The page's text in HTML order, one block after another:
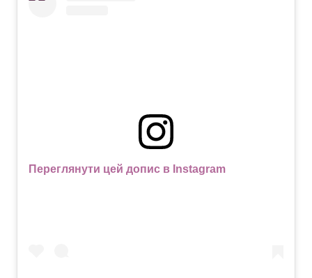
Переглянути цей допис в Instagram